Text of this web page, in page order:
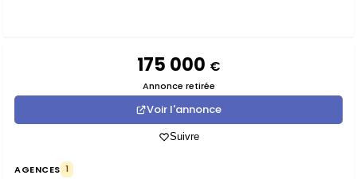
175 000 €
Annonce retirée
Voir l'annonce
Suivre
AGENCES 1